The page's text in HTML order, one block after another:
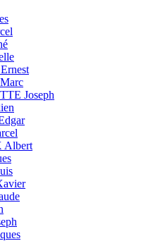
Joseph
Albert